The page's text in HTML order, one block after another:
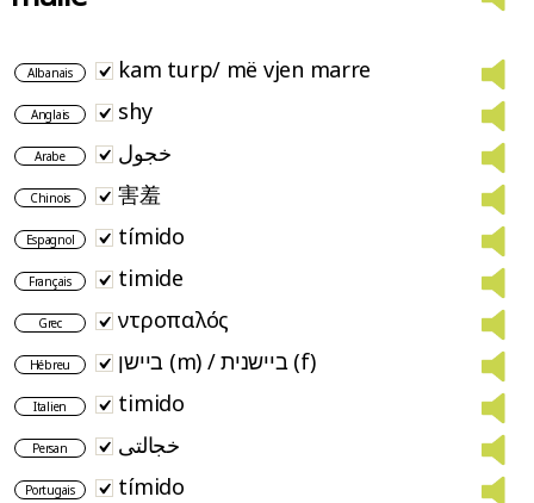
Albanais kam turp/ më vjen marre
Anglais shy
Arabe خجول
Chinois 害羞
Espagnol tímido
Français timide
Grec ντροπαλός
Hébreu ביישן (m) / ביישנית (f)
Italien timido
Persan خجالتی
Portugais tímido